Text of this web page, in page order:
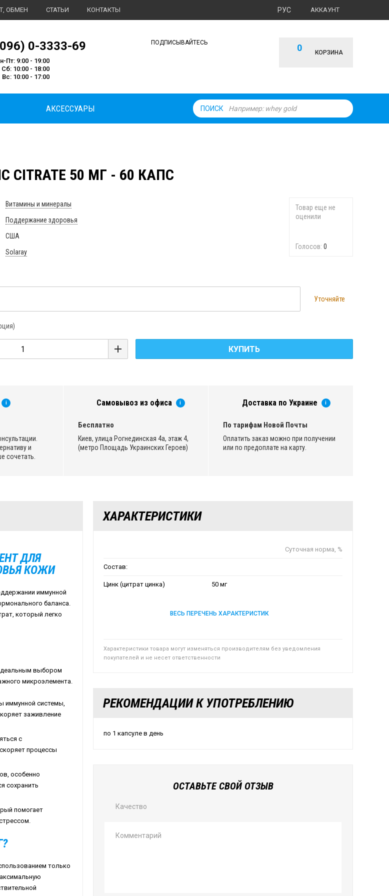
ОБМЕН СТАТЬИ КОНТАКТЫ АККАУНТ
РУС
питания
0-3333-69
Пт: 9:00 - 19:00
Сб: 10:00 - 18:00
Вс: 10:00 - 17:00
0 КОРЗИНА
ПОДПИСЫВАЙТЕСЬ
ПОИСК
АКСЕССУАРЫ
CITRATE 50 МГ - 60 КАПС
Товар еще не
оценили
Голосов: 0
Витамины и минералы
Поддержание здоровья
США
Solaray
Уточняйте
КУПИТЬ
i
и
сочетать.
Самовывоз из офиса i
Бесплатно
Киев, улица Рогнединская 4а, этаж 4,
(метро Площадь Украинских Героев)
Доставка по Украине i
По тарифам Новой Почты
Оплатить заказ можно при получении
или по предоплате на карту.
ДЛЯ
КОЖИ
иммунной
баланса.
который легко
выбором
микроэлемента.
иммунной системы,
заживление
с
процессы
особенно
сохранить
помогает
только
ХАРАКТЕРИСТИКИ
Суточная норма, %
Состав:
Цинк (цитрат цинка) 50 мг
ВЕСЬ ПЕРЕЧЕНЬ ХАРАКТЕРИСТИК
Характеристики товара могут изменяться производителям без уведомления
покупателей и не несет ответственности
РЕКОМЕНДАЦИИ К УПОТРЕБЛЕНИЮ
по 1 капсуле в день
ОСТАВЬТЕ СВОЙ ОТЗЫВ
Качество